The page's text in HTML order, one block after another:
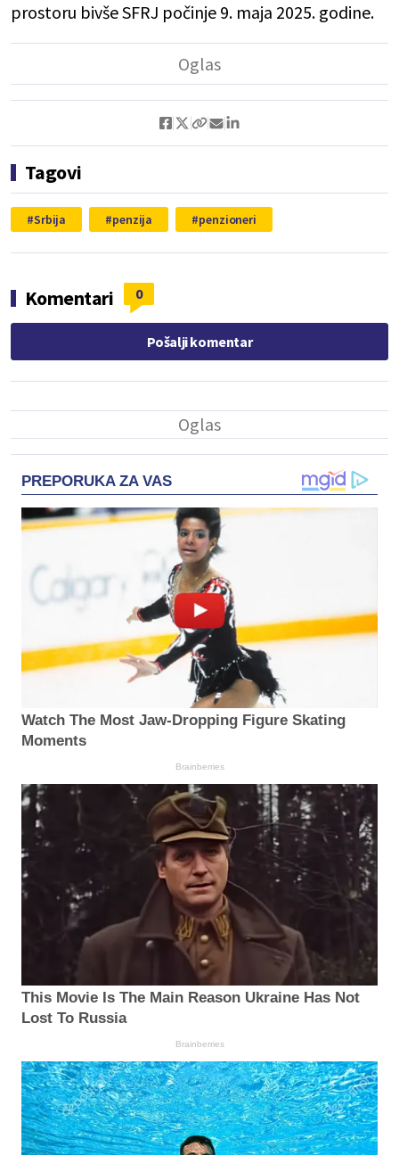
prostoru bivše SFRJ počinje 9. maja 2025. godine.
Tagovi
Srbija penzija penzioneri
Komentari 0
Pošalji komentar
PREPORUKA ZA VAS
Watch The Most Jaw‑Dropping Figure Skating
Moments
Brainberries
This Movie Is The Main Reason Ukraine Has Not
Lost To Russia
Brainberries